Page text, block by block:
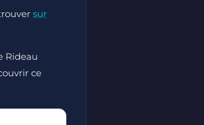
sur
Rideau
ce